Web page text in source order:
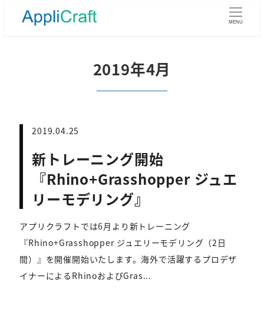
MENU
2019年4月
2019.04.25
新トレーニング開始
『Rhino+Grasshopper ジュエ
リーモデリング』
アプリクラフトでは6月より新トレーニング
『Rhino+Grasshopper ジュエリーモデリング（2日
間）』を開催開始いたします。海外で活躍するプロデザ
イナーによるRhinoおよびGras...